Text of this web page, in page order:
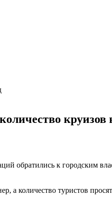
круизов
к городским
а количество туристов